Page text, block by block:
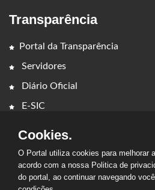
Transparência
Portal da Transparência
Servidores
Diário Oficial
E-SIC
Cookies.
O Portal utiliza cookies para melhorar
acordo com a nossa Politica de
do portal, ao continuar navegando